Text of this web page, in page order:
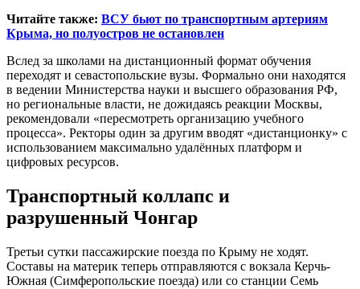
Читайте также: ВСУ бьют по транспортным артериям
Крыма, но полуостров не остановлен
Вслед за школами на дистанционный формат обучения
переходят и севастопольские вузы. Формально они находятся
в ведении Министерства науки и высшего образования РФ,
но региональные власти, не дожидаясь реакции Москвы,
рекомендовали «пересмотреть организацию учебного
процесса». Ректоры один за другим вводят «дистанционку» с
использованием максимально удалённых платформ и
цифровых ресурсов.
Транспортный коллапс и
разрушенный Чонгар
Третьи сутки пассажирские поезда по Крыму не ходят.
Составы на материк теперь отправляются с вокзала Керчь-
Южная (Симферопольские поезда) или со станции Семь